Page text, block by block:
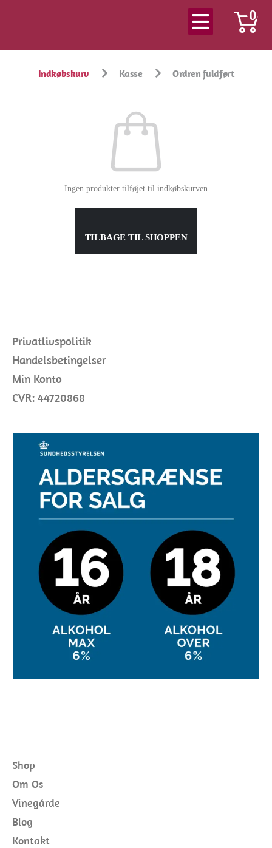
0
Indkøbskurv Kasse Ordren fuldført
Ingen produkter tilføjet til indkøbskurven
TILBAGE TIL SHOPPEN
Privatlivspolitik
Handelsbetingelser
Min Konto
CVR: 44720868
Shop
Om Os
Vinegårde
Blog
Kontakt